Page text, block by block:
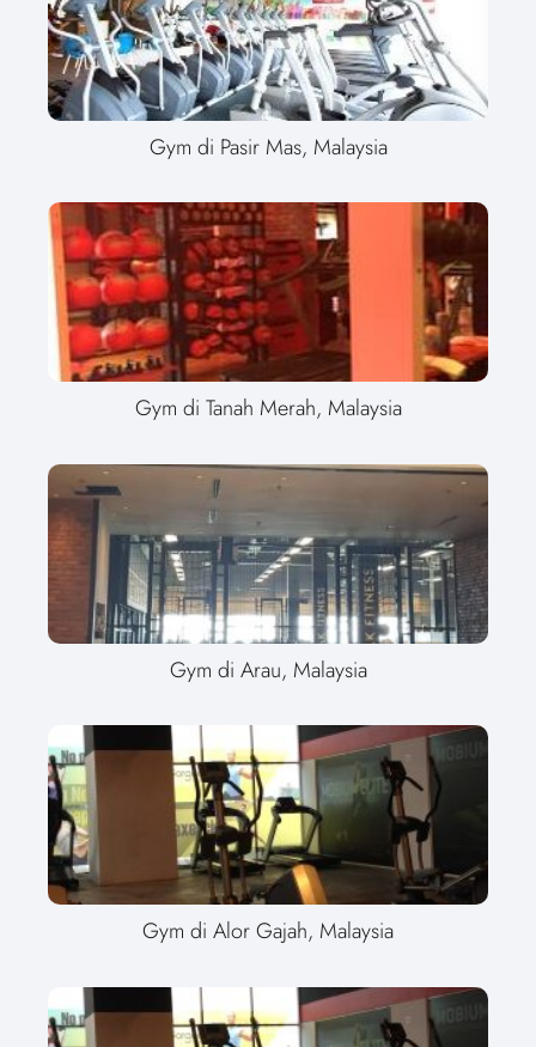
Gym di Pasir Mas, Malaysia
Gym di Tanah Merah, Malaysia
Gym di Arau, Malaysia
Gym di Alor Gajah, Malaysia